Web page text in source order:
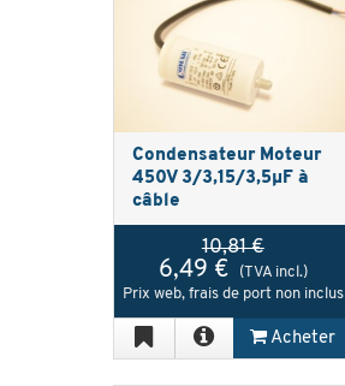
Condensateur Moteur
450V 3/3,15/3,5µF à
câble
10,81 €
6,49 €
(TVA incl.)
Prix web, frais de port non inclus
Acheter